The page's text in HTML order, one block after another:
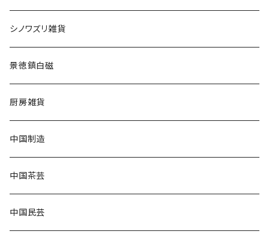
シノワズリ雑貨
景徳鎮白磁
厨房雑貨
中国制造
中国茶芸
中国民芸